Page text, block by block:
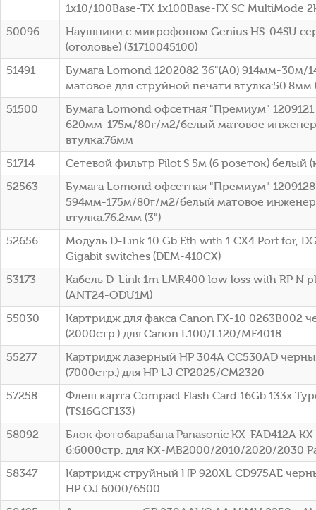
1x10/100Base-TX 1x100Base-FX SC MultiMode
50096
Наушники с микрофоном Genius HS-04SU
(оголовье) (31710045100)
51491
Бумага Lomond 1202082 36"(A0) 914мм-30м/
матовое для струйной печати втулка:50.8мм
51500
Бумага Lomond офсетная "Премиум" 1209121
620мм-175м/80г/м2/белый матовое
втулка:76мм
51714
Сетевой фильтр Pilot S 5м (6 розеток) белый
52563
Бумага Lomond офсетная "Премиум" 1209128
594мм-175м/80г/м2/белый матовое
втулка:76.2мм (3")
52656
Модуль D-Link 10 Gb Eth with 1 CX4 Port for,
Gigabit switches (DEM-410CX)
53173
Кабель D-Link 1m LMR400 low loss with RP N
(ANT24-ODU1M)
55030
Картридж для факса Canon FX-10 0263B002
(2000стр.) для Canon L100/L120/MF4018
55277
Картридж лазерный HP 304A CC530AD
(7000стр.) для HP LJ CP2025/CM2320
57258
Флеш карта Compact Flash Card 16Gb 133x
(TS16GCF133)
58092
Блок фотобарабана Panasonic KX-FAD412A
б:6000стр. для KX-MB2000/2010/2020/2030
58347
Картридж струйный HP 920XL CD975AE
HP OJ 6000/6500